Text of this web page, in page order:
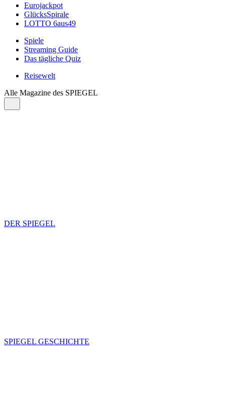
Eurojackpot
GlücksSpirale
LOTTO 6aus49
Spiele
Streaming Guide
Das tägliche Quiz
Reisewelt
Alle Magazine des SPIEGEL
DER SPIEGEL
SPIEGEL GESCHICHTE